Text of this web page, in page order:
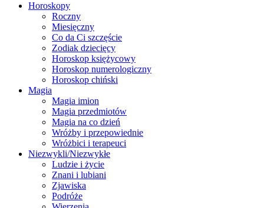
Horoskopy
Roczny
Miesięczny
Co da Ci szczęście
Zodiak dziecięcy
Horoskop księżycowy
Horoskop numerologiczny
Horoskop chiński
Magia
Magia imion
Magia przedmiotów
Magia na co dzień
Wróżby i przepowiednie
Wróżbici i terapeuci
Niezwykli/Niezwykłe
Ludzie i życie
Znani i lubiani
Zjawiska
Podróże